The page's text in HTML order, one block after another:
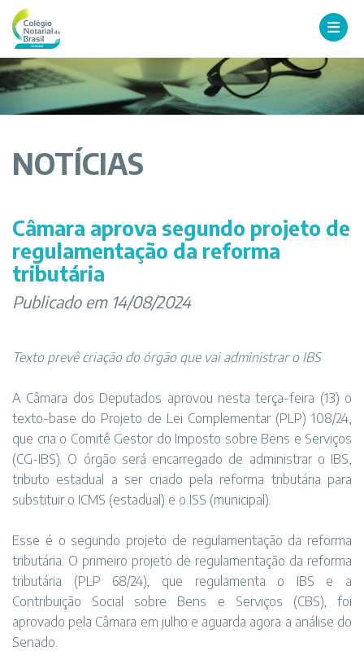
NOTÍCIAS
Câmara aprova segundo projeto de
regulamentação da reforma
tributária
Publicado em 14/08/2024
Texto prevê criação do órgão que vai administrar o IBS
A Câmara dos Deputados aprovou nesta terça-feira (13) o
texto-base do Projeto de Lei Complementar (PLP) 108/24,
que cria o Comitê Gestor do Imposto sobre Bens e Serviços
(CG-IBS). O órgão será encarregado de administrar o IBS,
tributo estadual a ser criado pela reforma tributária para
substituir o ICMS (estadual) e o ISS (municipal).
Esse é o segundo projeto de regulamentação da reforma
tributária. O primeiro projeto de regulamentação da reforma
tributária (PLP 68/24), que regulamenta o IBS e a
Contribuição Social sobre Bens e Serviços (CBS), foi
aprovado pela Câmara em julho e aguarda agora a análise do
Senado.